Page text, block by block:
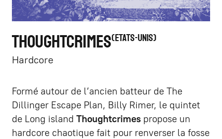
THOUGHTCRIMES ETATS-UNIS
Hardcore
Formé autour de l’ancien batteur de The
Dillinger Escape Plan, Billy Rimer, le quintet
de Long island Thoughtcrimes propose un
hardcore chaotique fait pour renverser la fosse